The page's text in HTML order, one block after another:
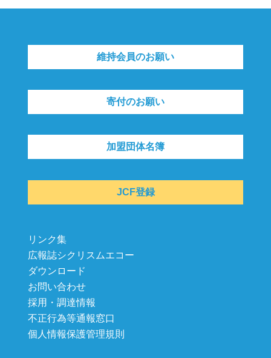
維持会員のお願い
寄付のお願い
加盟団体名簿
JCF登録
リンク集
広報誌シクリスムエコー
ダウンロード
お問い合わせ
採用・調達情報
不正行為等通報窓口
個人情報保護管理規則